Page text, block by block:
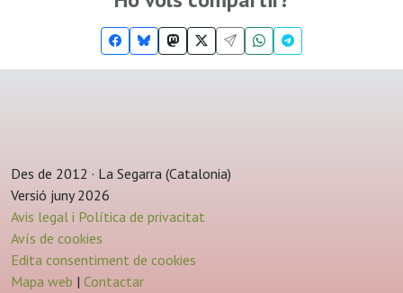
Des de 2012 · La Segarra (Catalonia)
Versió juny 2026
Avis legal i Política de privacitat
Avís de cookies
Edita consentiment de cookies
Mapa web | Contactar